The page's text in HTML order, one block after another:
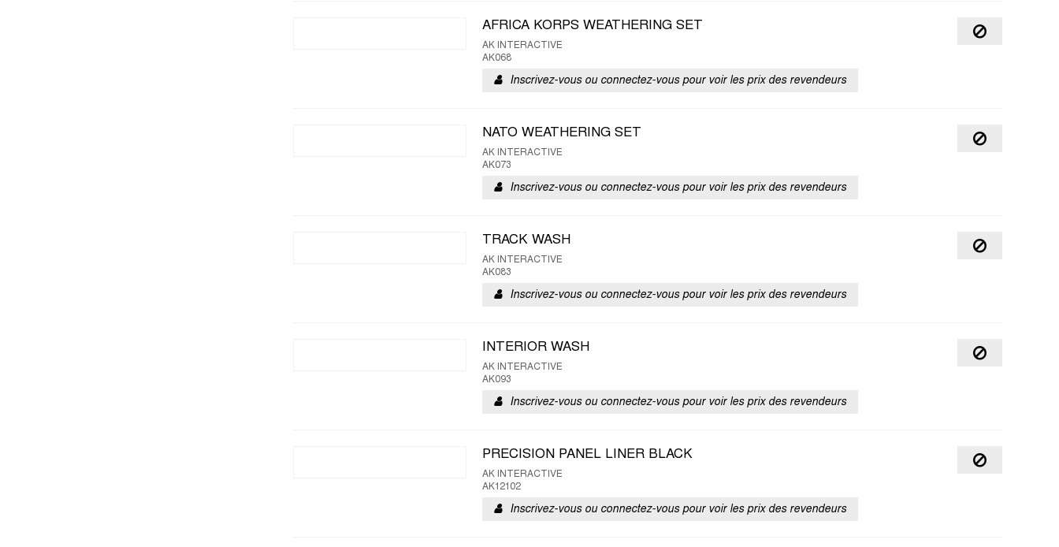
AFRICA KORPS WEATHERING SET
AK INTERACTIVE
AK068
Inscrivez-vous ou connectez-vous pour voir les prix des revendeurs
NATO WEATHERING SET
AK INTERACTIVE
AK073
Inscrivez-vous ou connectez-vous pour voir les prix des revendeurs
TRACK WASH
AK INTERACTIVE
AK083
Inscrivez-vous ou connectez-vous pour voir les prix des revendeurs
INTERIOR WASH
AK INTERACTIVE
AK093
Inscrivez-vous ou connectez-vous pour voir les prix des revendeurs
PRECISION PANEL LINER BLACK
AK INTERACTIVE
AK12102
Inscrivez-vous ou connectez-vous pour voir les prix des revendeurs